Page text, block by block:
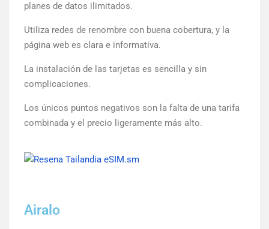
planes de datos ilimitados.
Utiliza redes de renombre con buena cobertura, y la
página web es clara e informativa.
La instalación de las tarjetas es sencilla y sin
complicaciones.
Los únicos puntos negativos son la falta de una tarifa
combinada y el precio ligeramente más alto.
Airalo